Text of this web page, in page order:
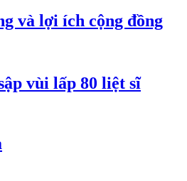
và lợi ích cộng đồng
vùi lấp 80 liệt sĩ